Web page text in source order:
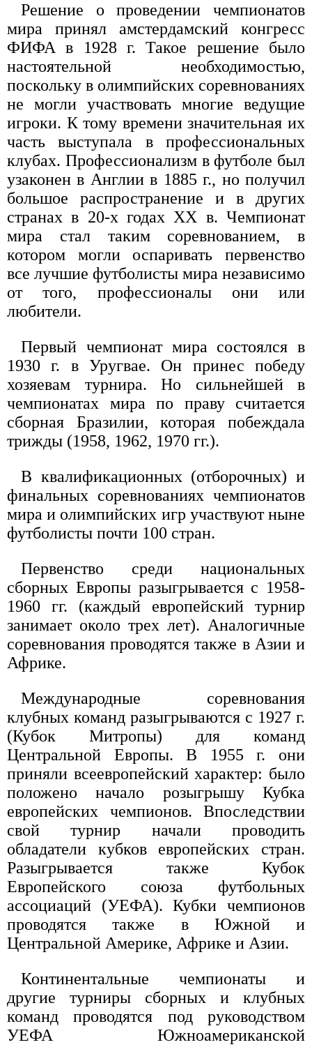
Решение о проведении чемпионатов
мира принял амстердамский конгресс
ФИФА в 1928 г. Такое решение было
настоятельной необходимостью,
поскольку в олимпийских соревнованиях
не могли участвовать многие ведущие
игроки. К тому времени значительная их
часть выступала в профессиональных
клубах. Профессионализм в футболе был
узаконен в Англии в 1885 г., но получил
большое распространение и в других
странах в 20-х годах XX в. Чемпионат
мира стал таким соревнованием, в
котором могли оспаривать первенство
все лучшие футболисты мира независимо
от того, профессионалы они или
любители.
Первый чемпионат мира состоялся в
1930 г. в Уругвае. Он принес победу
хозяевам турнира. Но сильнейшей в
чемпионатах мира по праву считается
сборная Бразилии, которая побеждала
трижды (1958, 1962, 1970 гг.).
В квалификационных (отборочных) и
финальных соревнованиях чемпионатов
мира и олимпийских игр участвуют ныне
футболисты почти 100 стран.
Первенство среди национальных
сборных Европы разыгрывается с 1958-
1960 гг. (каждый европейский турнир
занимает около трех лет). Аналогичные
соревнования проводятся также в Азии и
Африке.
Международные соревнования
клубных команд разыгрываются с 1927 г.
(Кубок Митропы) для команд
Центральной Европы. В 1955 г. они
приняли всеевропейский характер: было
положено начало розыгрышу Кубка
европейских чемпионов. Впоследствии
свой турнир начали проводить
обладатели кубков европейских стран.
Разыгрывается также Кубок
Европейского союза футбольных
ассоциаций (УЕФА). Кубки чемпионов
проводятся также в Южной и
Центральной Америке, Африке и Азии.
Континентальные чемпионаты и
другие турниры сборных и клубных
команд проводятся под руководством
УЕФА Южноамериканской